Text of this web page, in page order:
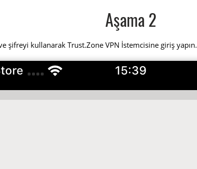
Aşama 2
şifreyi kullanarak Trust.Zone VPN İstemcisine giriş yapın.